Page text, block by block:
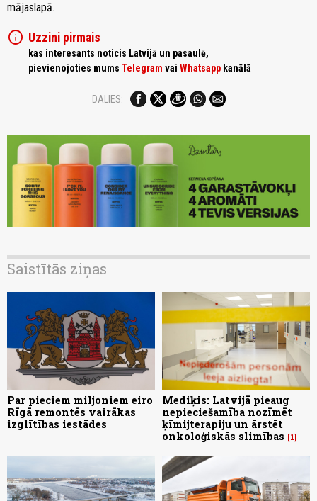
mājaslapā.
info Uzzini pirmais
kas interesants noticis Latvijā un pasaulē,
pievienojoties mums Telegram vai Whatsapp kanālā
DALIES:
Saistītās ziņas
Par pieciem miljoniem eiro
Rīgā remontēs vairākas
izglītības iestādes
Mediķis: Latvijā pieaug
nepieciešamība nozīmēt
ķīmijterapiju un ārstēt
onkoloģiskās slimības
1